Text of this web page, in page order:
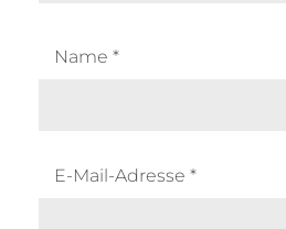
Name *
E-Mail-Adresse *